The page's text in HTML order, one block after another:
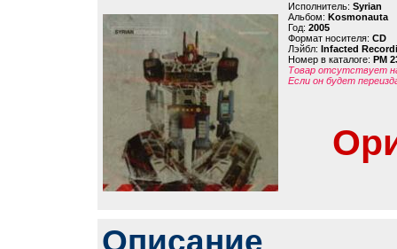
Исполнитель: Syrian
Альбом: Kosmonauta
Год: 2005
Формат носителя: CD
Лэйбл: Infacted
Номер в каталоге: PM
Товар отсутствует
Если он будет
Описание